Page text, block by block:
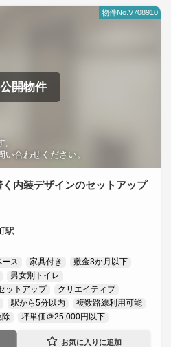
物件No.V708910
開物件
合わせください。
内装デザインのセットアップ
駅
ース 家具付き
敷金3か月以下
男女別トイレ
ットアップ
クリエイティブ
駅から5分以内
複数路線利用可能
除 坪単価＠25,000円以下